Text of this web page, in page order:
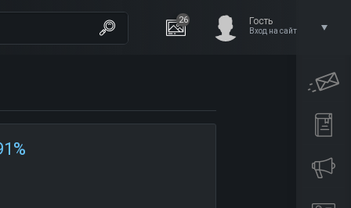
26 Гость
Вход на сайт